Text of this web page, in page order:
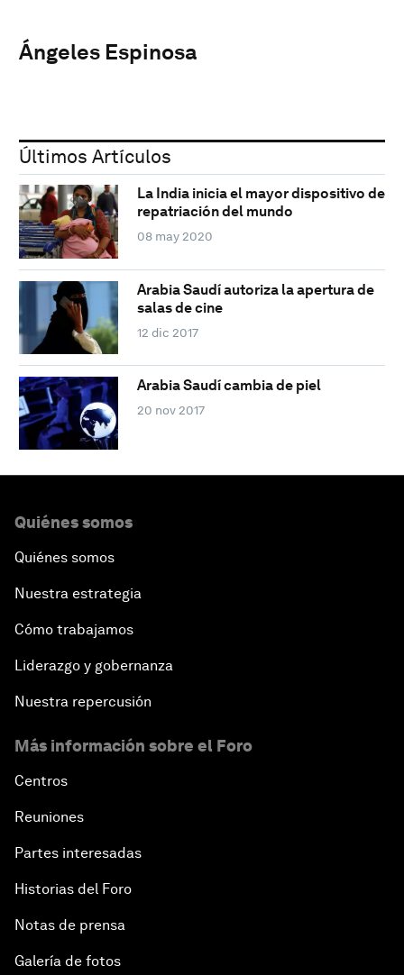
Ángeles Espinosa
Últimos Artículos
La India inicia el mayor dispositivo de
repatriación del mundo
08 may 2020
Arabia Saudí autoriza la apertura de
salas de cine
12 dic 2017
Arabia Saudí cambia de piel
20 nov 2017
Quiénes somos
Quiénes somos
Nuestra estrategia
Cómo trabajamos
Liderazgo y gobernanza
Nuestra repercusión
Más información sobre el Foro
Centros
Reuniones
Partes interesadas
Historias del Foro
Notas de prensa
Galería de fotos